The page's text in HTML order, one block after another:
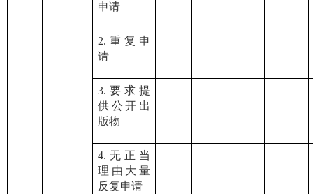
申请
2.重复申
请
3.要求提
供公开出
版物
4.无正当
理由大量
反复申请